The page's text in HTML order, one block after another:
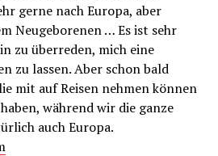
gerne nach Europa, aber
Neugeborenen … Es ist sehr
zu überreden, mich eine
zu lassen. Aber schon bald
mit auf Reisen nehmen können
während wir die ganze
auch Europa.